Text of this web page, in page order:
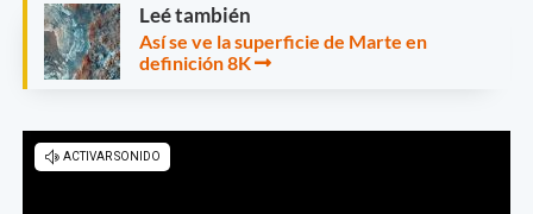
Leé también
Así se ve la superficie de Marte en
definición 8K